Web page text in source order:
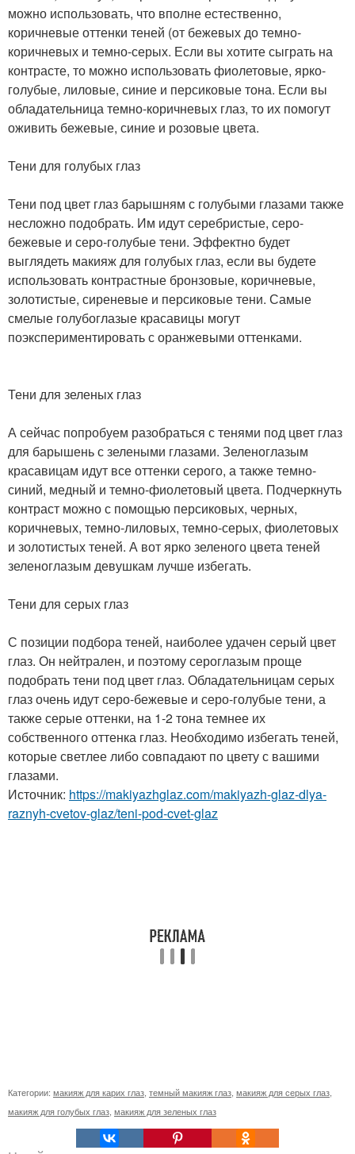
можно использовать, что вполне естественно,
коричневые оттенки теней (от бежевых до темно-
коричневых и темно-серых. Если вы хотите сыграть на
контрасте, то можно использовать фиолетовые, ярко-
голубые, лиловые, синие и персиковые тона. Если вы
обладательница темно-коричневых глаз, то их помогут
оживить бежевые, синие и розовые цвета.
Тени для голубых глаз
Тени под цвет глаз барышням с голубыми глазами также
несложно подобрать. Им идут серебристые, серо-
бежевые и серо-голубые тени. Эффектно будет
выглядеть макияж для голубых глаз, если вы будете
использовать контрастные бронзовые, коричневые,
золотистые, сиреневые и персиковые тени. Самые
смелые голубоглазые красавицы могут
поэкспериментировать с оранжевыми оттенками.
Тени для зеленых глаз
А сейчас попробуем разобраться с тенями под цвет глаз
для барышень с зелеными глазами. Зеленоглазым
красавицам идут все оттенки серого, а также темно-
синий, медный и темно-фиолетовый цвета. Подчеркнуть
контраст можно с помощью персиковых, черных,
коричневых, темно-лиловых, темно-серых, фиолетовых
и золотистых теней. А вот ярко зеленого цвета теней
зеленоглазым девушкам лучше избегать.
Тени для серых глаз
С позиции подбора теней, наиболее удачен серый цвет
глаз. Он нейтрален, и поэтому сероглазым проще
подобрать тени под цвет глаз. Обладательницам серых
глаз очень идут серо-бежевые и серо-голубые тени, а
также серые оттенки, на 1-2 тона темнее их
собственного оттенка глаз. Необходимо избегать теней,
которые светлее либо совпадают по цвету с вашими
глазами.
Источник: https://makiyazhglaz.com/makiyazh-glaz-dlya-
raznyh-cvetov-glaz/teni-pod-cvet-glaz
Категории: макияж для карих глаз темный макияж глаз макияж для серых глаз
макияж для голубых глаз макияж для зеленых глаз